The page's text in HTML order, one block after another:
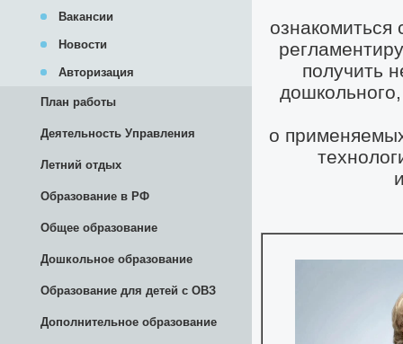
Вакансии
Новости
Авторизация
План работы
Деятельность Управления
Летний отдых
Образование в РФ
Общее образование
Дошкольное образование
Образование для детей с ОВЗ
Дополнительное образование